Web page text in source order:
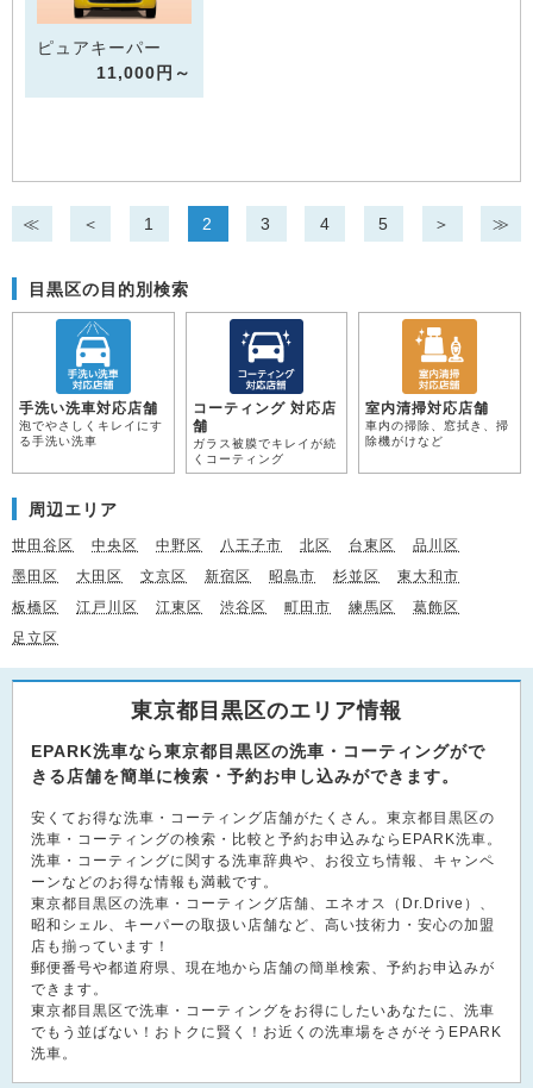
ピュアキーパー
11,000円～
≪ ＜ 1 2 3 4 5 ＞ ≫
目黒区の目的別検索
手洗い洗車対応店舗
泡でやさしくキレイにす
る手洗い洗車
コーティング 対応店
舗
ガラス被膜でキレイが続
くコーティング
室内清掃対応店舗
車内の掃除、窓拭き、掃
除機がけなど
周辺エリア
世田谷区 中央区 中野区 八王子市 北区 台東区
品川区
墨田区
大田区 文京区 新宿区 昭島市 杉並区
東大和市
板橋区
江戸川区 江東区 渋谷区 町田市 練馬区
葛飾区
足立区
東京都目黒区のエリア情報
EPARK洗車なら東京都目黒区の洗車・コーティングがで
きる店舗を簡単に検索・予約お申し込みができます。
安くてお得な洗車・コーティング店舗がたくさん。東京都目黒区の
洗車・コーティングの検索・比較と予約お申込みならEPARK洗車。
洗車・コーティングに関する洗車辞典や、お役立ち情報、キャンペ
ーンなどのお得な情報も満載です。
東京都目黒区の洗車・コーティング店舗、エネオス（Dr.Drive）、
昭和シェル、キーパーの取扱い店舗など、高い技術力・安心の加盟
店も揃っています！
郵便番号や都道府県、現在地から店舗の簡単検索、予約お申込みが
できます。
東京都目黒区で洗車・コーティングをお得にしたいあなたに、洗車
でもう並ばない！おトクに賢く！お近くの洗車場をさがそうEPARK
洗車。